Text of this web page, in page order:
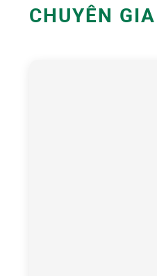
CHUYÊN GIA